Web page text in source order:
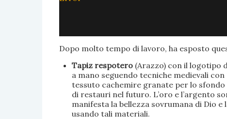
Dopo molto tempo di lavoro, ha esposto
Tapiz respotero(Arazzo) con il logotipo
a mano seguendo tecniche medievali
tessuto cachemire granate per lo
di restauri nel futuro. L’oro e l’argento
manifesta la bellezza sovrumana di Dio
usando tali materiali.